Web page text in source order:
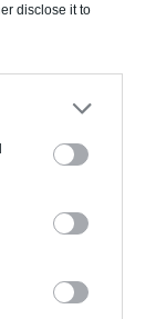
disclose it to
DE